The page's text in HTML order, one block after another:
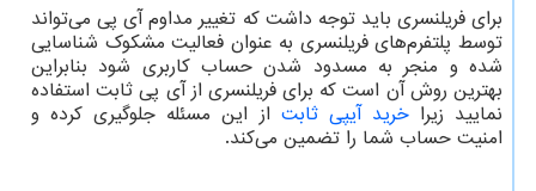
برای فریلنسری باید توجه داشت که تغییر مداوم آی پی می‌تواند
توسط پلتفرم‌های فریلنسری به عنوان فعالیت مشکوک شناسایی
شده و منجر به مسدود شدن حساب کاربری شود بنابراین
بهترین روش آن است که برای فریلنسری از آی پی ثابت استفاده
نمایید زیراخرید آیپی ثابت از این مسئله جلوگیری کرده و
امنیت حساب شما را تضمین می‌کند.